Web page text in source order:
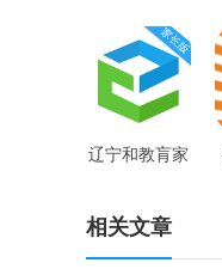
辽宁和教肓家
相关文章